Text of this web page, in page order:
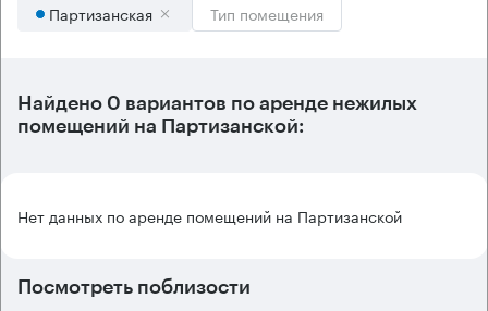
Партизанская Тип помещения
Найдено 0 вариантов по аренде нежилых
помещений на Партизанской:
Нет данных по аренде помещений на Партизанской
Посмотреть поблизости